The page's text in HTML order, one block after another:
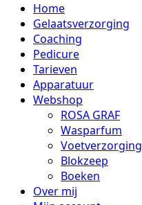
Home
Gelaatsverzorging
Coaching
Pedicure
Tarieven
Apparatuur
Webshop
ROSA GRAF
Wasparfum
Voetverzorging
Blokzeep
Boeken
Over mij